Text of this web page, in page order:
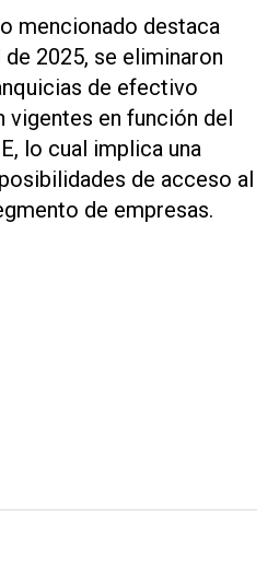
mencionado destaca
2025, se eliminaron
de efectivo
vigentes en función del
lo cual implica una
de acceso al
de empresas.